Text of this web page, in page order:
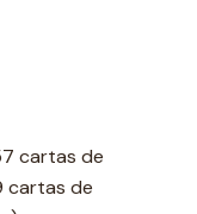
cartas de
cartas de